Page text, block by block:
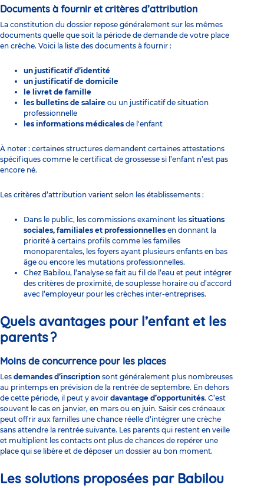
Documents à fournir et critères d’attribution
La constitution du dossier repose généralement sur les mêmes
documents quelle que soit la période de demande de votre place
en crèche. Voici la liste des documents à fournir :
un justificatif d’identité
un justificatif de domicile
le livret de famille
les bulletins de salaire ou un justificatif de situation
professionnelle
les informations médicales de l'enfant
À noter : certaines structures demandent certaines attestations
spécifiques comme le certificat de grossesse si l’enfant n’est pas
encore né.
Les critères d’attribution varient selon les établissements :
Dans le public, les commissions examinent les situations
sociales, familiales et professionnelles en donnant la
priorité à certains profils comme les familles
monoparentales, les foyers ayant plusieurs enfants en bas
âge ou encore les mutations professionnelles.
Chez Babilou, l’analyse se fait au fil de l’eau et peut intégrer
des critères de proximité, de souplesse horaire ou d’accord
avec l’employeur pour les crèches inter-entreprises.
Quels avantages pour l’enfant et les
parents ?
Moins de concurrence pour les places
Les demandes d’inscription sont généralement plus nombreuses
au printemps en prévision de la rentrée de septembre. En dehors
de cette période, il peut y avoir davantage d’opportunités. C’est
souvent le cas en janvier, en mars ou en juin. Saisir ces créneaux
peut offrir aux familles une chance réelle d’intégrer une crèche
sans attendre la rentrée suivante. Les parents qui restent en veille
et multiplient les contacts ont plus de chances de repérer une
place qui se libère et de déposer un dossier au bon moment.
Les solutions proposées par Babilou